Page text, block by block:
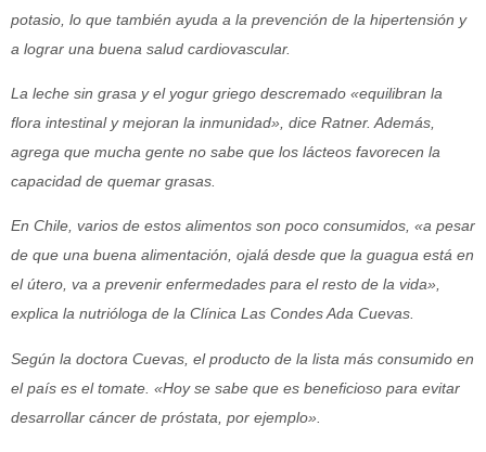
potasio, lo que también ayuda a la prevención de la hipertensión y
a lograr una buena salud cardiovascular.
La leche sin grasa y el yogur griego descremado «equilibran la
flora intestinal y mejoran la inmunidad», dice Ratner. Además,
agrega que mucha gente no sabe que los lácteos favorecen la
capacidad de quemar grasas.
En Chile, varios de estos alimentos son poco consumidos, «a pesar
de que una buena alimentación, ojalá desde que la guagua está en
el útero, va a prevenir enfermedades para el resto de la vida»,
explica la nutrióloga de la Clínica Las Condes Ada Cuevas.
Según la doctora Cuevas, el producto de la lista más consumido en
el país es el tomate. «Hoy se sabe que es beneficioso para evitar
desarrollar cáncer de próstata, por ejemplo».